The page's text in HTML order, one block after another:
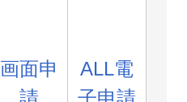
画面申
請
ALL電
子申請